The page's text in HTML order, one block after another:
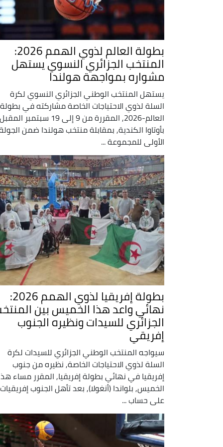
بطولة العالم لذوي الهمم 2026:
المنتخب الجزائري النسوي يستهل
مشواره بمواجهة هولندا
يستهل المنتخب الوطني الجزائري النسوي لكرة
السلة لذوي الاحتياجات الخاصة مشاركته في بطولة
العالم-2026, المقررة من 9 إلى 19 سبتمبر المقبل
بأوتاوا الكندية, بمقابلة منتخب هولندا ضمن
الأولى للمجموعة ...
بطولة إفريقيا لذوي الهمم 2026:
نهائي واعد هذا الخميس بين
الجزائري للسيدات ونظيره الجنوب
إفريقي
سيواجه المنتخب الوطني الجزائري للسيدات لكرة
السلة لذوي الاحتياجات الخاصة, نظيره من جنوب
إفريقيا في نهائي بطولة إفريقيا, المقرر مساء
الخميس, بلواندا (أنغولا), بعد تأهل الجنوب إفريقيات
على حساب ...